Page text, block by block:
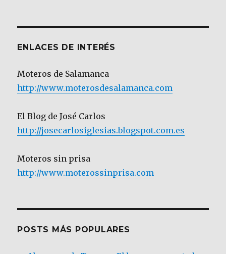
ENLACES DE INTERÉS
Moteros de Salamanca
http://www.moterosdesalamanca.com
El Blog de José Carlos
http://josecarlosiglesias.blogspot.com.es
Moteros sin prisa
http://www.moterossinprisa.com
POSTS MÁS POPULARES